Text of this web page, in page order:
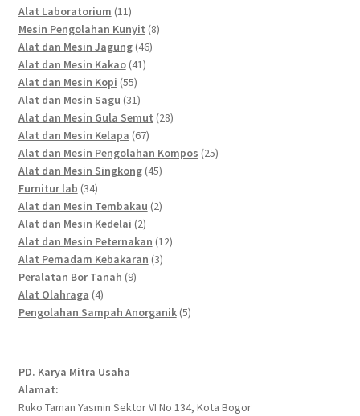
Alat Laboratorium 1111
products
Mesin Pengolahan Kunyit 88
Alat dan Mesin Jagung 4646
Alat dan Mesin Kakao 4141
Alat dan Mesin Kopi 5555
products
Alat dan Mesin Sagu 3131
products
Alat dan Mesin Gula Semut 2828
Alat dan Mesin Kelapa 6767
products
Alat dan Mesin Pengolahan Kompos 2525
Alat dan Mesin Singkong 4545
Furnitur lab 3434
products
Alat dan Mesin Tembakau 22
Alat dan Mesin Kedelai 22
products
Alat dan Mesin Peternakan 1212
Alat Pemadam Kebakaran 33
Peralatan Bor Tanah 99
Alat Olahraga 44
products
Pengolahan Sampah Anorganik 55
PD. Karya Mitra Usaha
Alamat:
Ruko Taman Yasmin Sektor VI No 134, Kota Bogor